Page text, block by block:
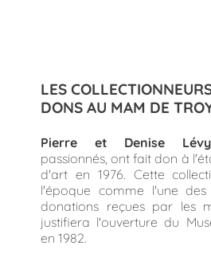
LES
DONS AU MAM DE
Pierre et Denise Lévy
passionnés, ont fait don à
d'art en 1976. Cette
l'époque comme l'une
donations reçues par les
justifiera l'ouverture du
en 1982.